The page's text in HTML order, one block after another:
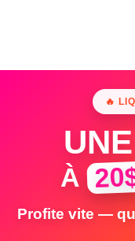
🔥
À
Profite vite —